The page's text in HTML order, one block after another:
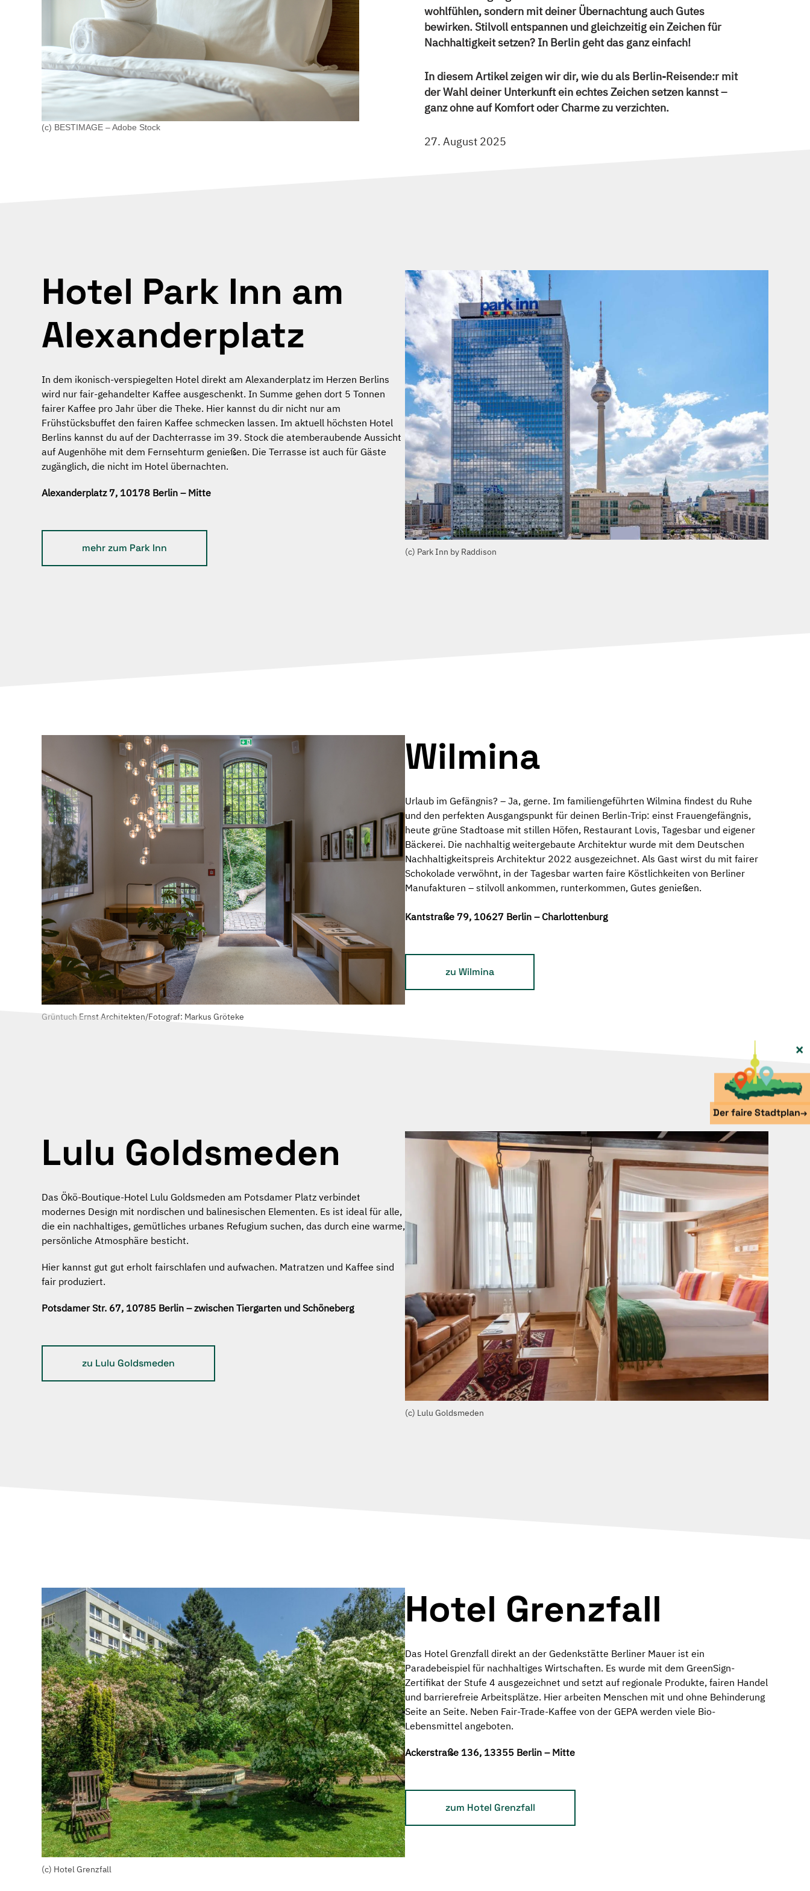
(c) BESTIMAGE – Adobe Stock
wohlfühlen, sondern mit deiner Übernachtung auch Gutes
bewirken. Stilvoll entspannen und gleichzeitig ein Zeichen für
Nachhaltigkeit setzen? In Berlin geht das ganz einfach!
In diesem Artikel zeigen wir dir, wie du als Berlin-Reisende:r mit
der Wahl deiner Unterkunft ein echtes Zeichen setzen kannst –
ganz ohne auf Komfort oder Charme zu verzichten.
27. August 2025
Hotel Park Inn am
Alexanderplatz
In dem ikonisch-verspiegelten Hotel direkt am Alexanderplatz im Herzen Berlins
wird nur fair-gehandelter Kaffee ausgeschenkt. In Summe gehen dort 5 Tonnen
fairer Kaffee pro Jahr über die Theke. Hier kannst du dir nicht nur am
Frühstücksbuffet den fairen Kaffee schmecken lassen. Im aktuell höchsten Hotel
Berlins kannst du auf der Dachterrasse im 39. Stock die atemberaubende Aussicht
auf Augenhöhe mit dem Fernsehturm genießen. Die Terrasse ist auch für Gäste
zugänglich, die nicht im Hotel übernachten.
Alexanderplatz 7, 10178 Berlin – Mitte
mehr zum Park Inn (c) Park Inn by Raddison
Grüntuch Ernst Architekten/Fotograf: Markus Gröteke
Wilmina
Urlaub im Gefängnis? – Ja, gerne. Im familiengeführten Wilmina findest du Ruhe
und den perfekten Ausgangspunkt für deinen Berlin-Trip: einst Frauengefängnis,
heute grüne Stadtoase mit stillen Höfen, Restaurant Lovis, Tagesbar und eigener
Bäckerei. Die nachhaltig weitergebaute Architektur wurde mit dem Deutschen
Nachhaltigkeitspreis Architektur 2022 ausgezeichnet. Als Gast wirst du mit fairer
Schokolade verwöhnt, in der Tagesbar warten faire Köstlichkeiten von Berliner
Manufakturen – stilvoll ankommen, runterkommen, Gutes genießen.
Kantstraße 79, 10627 Berlin – Charlottenburg
zu Wilmina
Lulu Goldsmeden
Das Ökö-Boutique-Hotel Lulu Goldsmeden am Potsdamer Platz verbindet
modernes Design mit nordischen und balinesischen Elementen. Es ist ideal für alle,
die ein nachhaltiges, gemütliches urbanes Refugium suchen, das durch eine warme,
persönliche Atmosphäre besticht.
Hier kannst gut gut erholt fairschlafen und aufwachen. Matratzen und Kaffee sind
fair produziert.
Potsdamer Str. 67, 10785 Berlin – zwischen Tiergarten und Schöneberg
zu Lulu Goldsmeden
(c) Lulu Goldsmeden
(c) Hotel Grenzfall
Hotel Grenzfall
Das Hotel Grenzfall direkt an der Gedenkstätte Berliner Mauer ist ein
Paradebeispiel für nachhaltiges Wirtschaften. Es wurde mit dem GreenSign-
Zertifikat der Stufe 4 ausgezeichnet und setzt auf regionale Produkte, fairen Handel
und barrierefreie Arbeitsplätze. Hier arbeiten Menschen mit und ohne Behinderung
Seite an Seite. Neben Fair-Trade-Kaffee von der GEPA werden viele Bio-
Lebensmittel angeboten.
Ackerstraße 136, 13355 Berlin – Mitte
zum Hotel Grenzfall
×
Der faire Stadtplan→